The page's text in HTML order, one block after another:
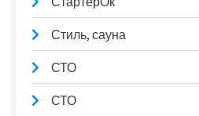
Стиль, сауна
СТО
СТО